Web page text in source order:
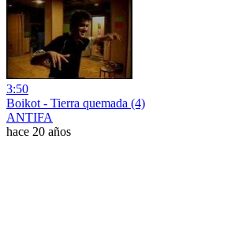
3:50
Boikot - Tierra quemada (4)
ANTIFA
hace 20 años